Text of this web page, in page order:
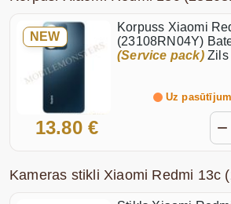
NEW
Korpuss Xiaomi
(23108RN04Y)
(Service pack)Zils
13.80 €
Uz
Kameras stikli Xiaomi Redmi 13c